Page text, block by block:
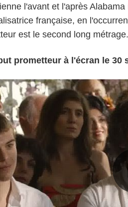
l'avant et l'après
française, en
est le second long métrage.
prometteur à l'écran le 30